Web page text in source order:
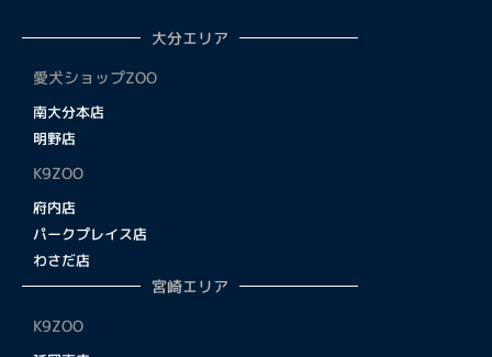
大分エリア
愛犬ショップZOO
南大分本店
明野店
K9ZOO
府内店
パークプレイス店
わさだ店
宮崎エリア
K9ZOO